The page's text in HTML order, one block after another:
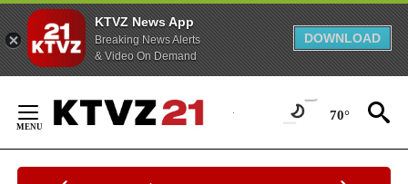
KTVZ News App
Breaking News Alerts
& Video On Demand
DOWNLOAD
Content
70°